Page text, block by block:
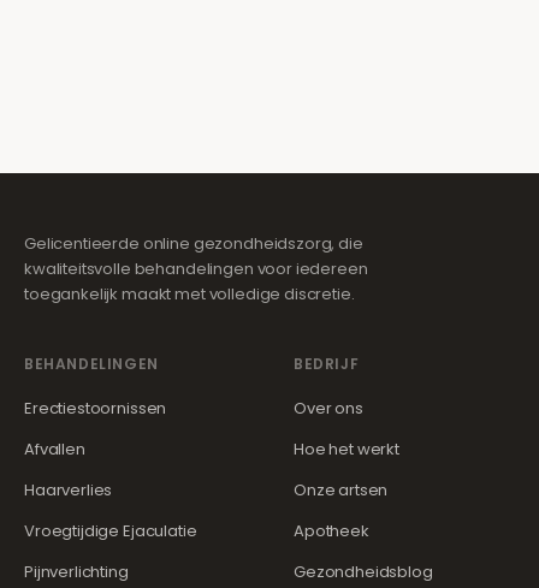
Gelicentieerde online gezondheidszorg, die
kwaliteitsvolle behandelingen voor iedereen
toegankelijk maakt met volledige discretie.
BEHANDELINGEN
Erectiestoornissen
Afvallen
Haarverlies
Vroegtijdige Ejaculatie
Pijnverlichting
BEDRIJF
Over ons
Hoe het werkt
Onze artsen
Apotheek
Gezondheidsblog